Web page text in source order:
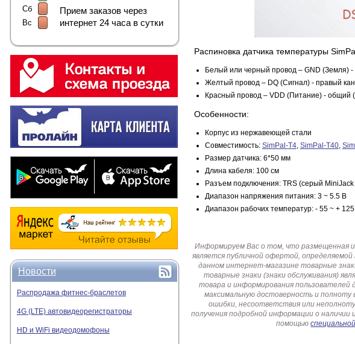
Сб
Вс
Прием заказов через
интернет 24 часа в сутки
Новости
Распродажа фитнес-браслетов
4G (LTE) автовидеорегистраторы
HD и WiFi видеодомофоны
Распиновка датчика температуры
Белый или черный провод – GND (Земля) -
Желтый провод – DQ (Сигнал) - правый
Красный провод – VDD (Питание) - общий
Особенности:
Корпус из нержавеющей стали
Совместимость: SimPal-T4, SimPal-T40,
Размер датчика: 6*50 мм
Длина кабеля: 100 см
Разъем подключения: TRS (серый
Диапазон напряжения питания: 3 ~ 5.5 В
Диапазон рабочих температур: - 55 ~ + 125
Информируем Вас о том, что размещенная
является публичной офертой,
данном интернет-магазине товарные
товарные знаки (знаки обслуживания)
товара и информирования пользователей
максимальную достоверность и
ошибки, несоответствия или
получения подробной информации о
помощью